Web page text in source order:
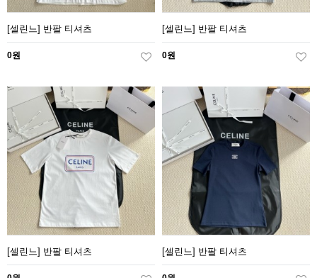
[셀린느] 반팔 티셔츠
0원
[셀린느] 반팔 티셔츠
0원
[셀린느] 반팔 티셔츠 [셀린느] 반팔 티셔츠